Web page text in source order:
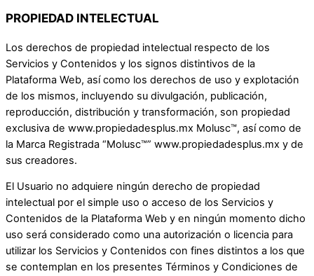
PROPIEDAD INTELECTUAL
Los derechos de propiedad intelectual respecto de los
Servicios y Contenidos y los signos distintivos de la
Plataforma Web, así como los derechos de uso y explotación
de los mismos, incluyendo su divulgación, publicación,
reproducción, distribución y transformación, son propiedad
exclusiva de www.propiedadesplus.mx Molusc™, así como de
la Marca Registrada “Molusc™” www.propiedadesplus.mx y de
sus creadores.
El Usuario no adquiere ningún derecho de propiedad
intelectual por el simple uso o acceso de los Servicios y
Contenidos de la Plataforma Web y en ningún momento dicho
uso será considerado como una autorización o licencia para
utilizar los Servicios y Contenidos con fines distintos a los que
se contemplan en los presentes Términos y Condiciones de